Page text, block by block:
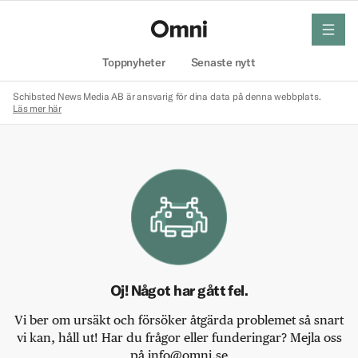
Toppnyheter Senaste nytt
meny
Schibsted News Media AB är ansvarig för dina data på denna webbplats.
Läs mer här
Oj! Något har gått fel.
Vi ber om ursäkt och försöker åtgärda problemet så snart
vi kan, håll ut! Har du frågor eller funderingar? Mejla oss